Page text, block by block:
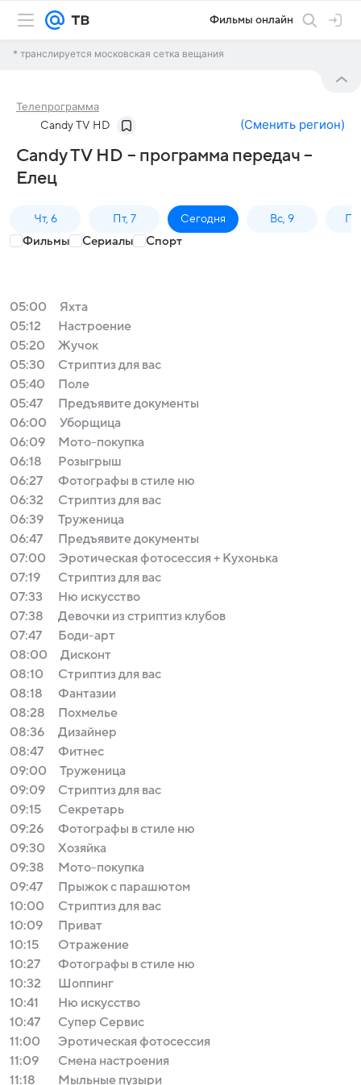
Фильмы онлайн
* транслируется московская сетка вещания
Телепрограмма
Candy TV HD (Сменить регион)
Candy TV HD – программа передач –
Елец
Чт, 6 Пт, 7 Сегодня Вс, 9
Фильмы Сериалы Спорт
05:00
Яхта
05:12
Настроение
05:20
Жучок
05:30
Стриптиз для вас
05:40
Поле
05:47
Предъявите документы
06:00
Уборщица
06:09
Мото-покупка
06:18
Розыгрыш
06:27
Фотографы в стиле ню
06:32
Стриптиз для вас
06:39
Труженица
06:47
Предъявите документы
07:00
Эротическая фотосессия + Кухонька
07:19
Стриптиз для вас
07:33
Ню искусство
07:38
Девочки из стриптиз клубов
07:47
Боди-арт
08:00
Дисконт
08:10
Стриптиз для вас
08:18
Фантазии
08:28
Похмелье
08:36
Дизайнер
08:47
Фитнес
09:00
Труженица
09:09
Стриптиз для вас
09:15
Секретарь
09:26
Фотографы в стиле ню
09:30
Хозяйка
09:38
Мото-покупка
09:47
Прыжок с парашютом
10:00
Стриптиз для вас
10:09
Приват
10:15
Отражение
10:27
Фотографы в стиле ню
10:32
Шоппинг
10:41
Ню искусство
10:47
Супер Сервис
11:00
Эротическая фотосессия
11:09
Смена настроения
11:18
Мыльные пузыри